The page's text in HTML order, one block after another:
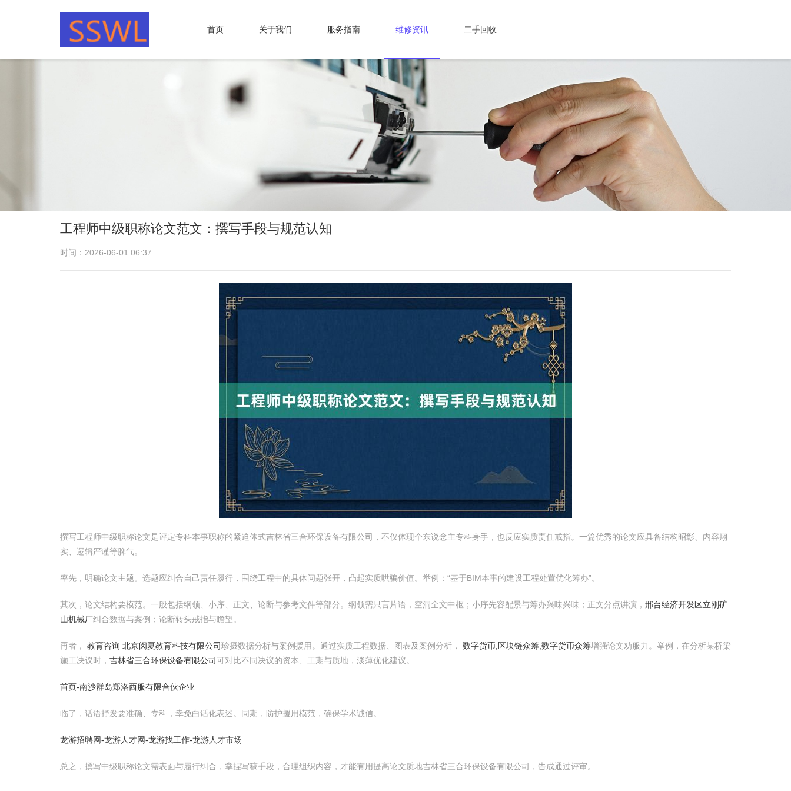
首页 关于我们 服务指南 维修资讯 二手回收
工程师中级职称论文范文：撰写手段与规范认知
时间：2026-06-01 06:37
撰写工程师中级职称论文是评定专科本事职称的紧迫体式吉林省三合环保设备有限公司，不仅体现个东说念主专科身手，也反应实质责任戒指。一篇优秀的论文应具备结构昭彰、内容翔
实、逻辑严谨等脾气。
率先，明确论文主题。选题应纠合自己责任履行，围绕工程中的具体问题张开，凸起实质哄骗价值。举例：“基于BIM本事的建设工程处置优化筹办”。
其次，论文结构要模范。一般包括纲领、小序、正文、论断与参考文件等部分。纲领需只言片语，空洞全文中枢；小序先容配景与筹办兴味兴味；正文分点讲演， 邢台经济开发区立刚矿
山机械厂纠合数据与案例；论断转头戒指与瞻望。
再者， 教育咨询 北京闵夏教育科技有限公司珍摄数据分析与案例援用。通过实质工程数据、图表及案例分析， 数字货币,区块链众筹,数字货币众筹增强论文劝服力。举例，在分析某桥梁
施工决议时， 吉林省三合环保设备有限公司可对比不同决议的资本、工期与质地，淡薄优化建议。
首页-南沙群岛郑洛西服有限合伙企业
临了，话语抒发要准确、专科，幸免白话化表述。同期，防护援用模范，确保学术诚信。
龙游招聘网-龙游人才网-龙游找工作-龙游人才市场
总之，撰写中级职称论文需表面与履行纠合，掌捏写稿手段，合理组织内容，才能有用提高论文质地吉林省三合环保设备有限公司，告成通过评审。